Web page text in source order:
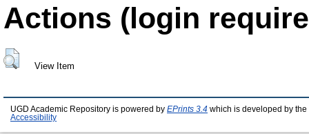
Actions (login
View Item
UGD Academic Repository is powered by EPrints 3.4 which is developed by the
Accessibility